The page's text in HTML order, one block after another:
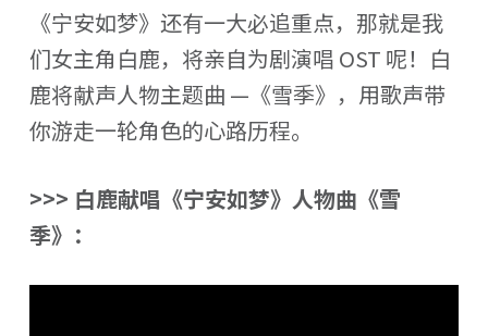
《宁安如梦》还有一大必追重点，那就是我
们女主角白鹿，将亲自为剧演唱 OST 呢！白
鹿将献声人物主题曲 —《雪季》，用歌声带
你游走一轮角色的心路历程。
>>> 白鹿献唱《宁安如梦》人物曲《雪
季》：